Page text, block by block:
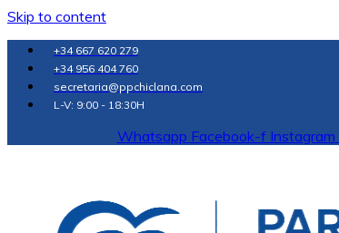
Skip to content
+34 667 620 279
+34 956 404 760
secretaria@ppchiclana.com
L-V: 9:00 - 18:30H
Whatsapp Facebook-f Instagram